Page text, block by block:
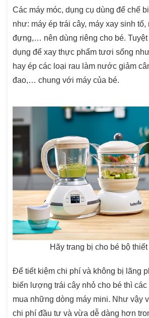
Các máy móc, dụng cụ dùng để chế
như: máy ép trái cây, máy xay sinh
đựng,… nên dùng riêng cho bé.
dụng để xay thực phẩm tươi sống
hay ép các loại rau làm nước giảm
đao,… chung với máy của bé.
Hãy trang bị cho bé bộ
Để tiết kiệm chi phí và không bị lãng
biến lượng trái cây nhỏ cho bé thì các
mua những dòng máy mini. Như vậy
chi phí đầu tư và vừa dễ dàng hơn